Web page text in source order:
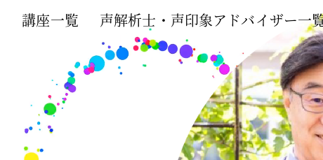
講座一覧
声解析士・声印象アドバイザー一